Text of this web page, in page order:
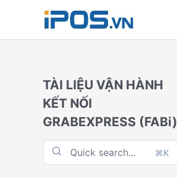
TÀI LIỆU VẬN HÀNH
KẾT NỐI
GRABEXPRESS (FABi)
⌘K